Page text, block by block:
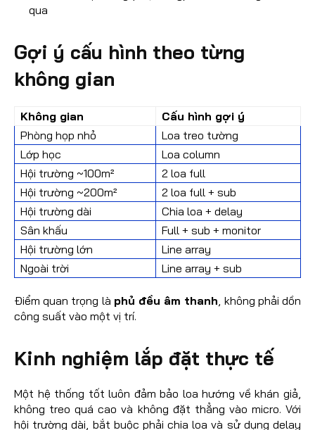
qua
Gợi ý cấu hình theo từng
không gian
Không gian
Cấu hình gợi ý
Phòng họp nhỏ
Loa treo tường
Lớp học
Loa column
Hội trường ~100m²
2 loa full
Hội trường ~200m²
2 loa full + sub
Hội trường dài
Chia loa + delay
Sân khấu
Full + sub + monitor
Hội trường lớn
Line array
Ngoài trời
Line array + sub
Điểm quan trọng là phủ đều âm thanh, không phải dồn
công suất vào một vị trí.
Kinh nghiệm lắp đặt thực tế
Một hệ thống tốt luôn đảm bảo loa hướng về khán giả,
không treo quá cao và không đặt thẳng vào micro. Với
hội trường dài, bắt buộc phải chia loa và sử dụng delay